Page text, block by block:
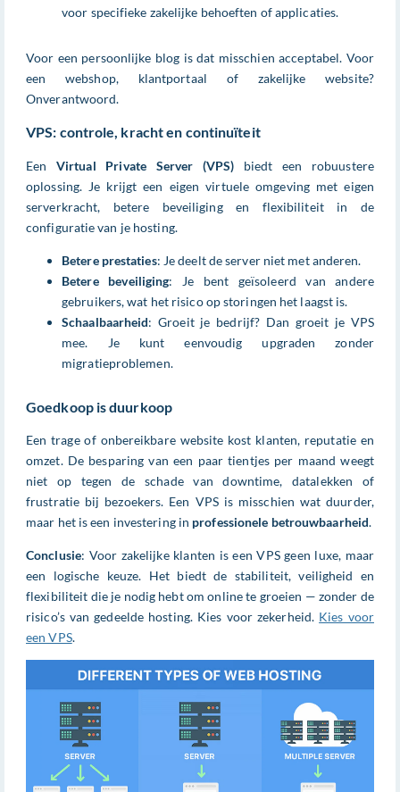
voor specifieke zakelijke behoeften of applicaties.
Voor een persoonlijke blog is dat misschien acceptabel. Voor
een webshop, klantportaal of zakelijke website?
Onverantwoord.
VPS: controle, kracht en continuïteit
Een Virtual Private Server (VPS) biedt een robuustere
oplossing. Je krijgt een eigen virtuele omgeving met eigen
serverkracht, betere beveiliging en flexibiliteit in de
configuratie van je hosting.
Betere prestaties: Je deelt de server niet met anderen.
Betere beveiliging: Je bent geïsoleerd van andere
gebruikers, wat het risico op storingen het laagst is.
Schaalbaarheid: Groeit je bedrijf? Dan groeit je VPS
mee. Je kunt eenvoudig upgraden zonder
migratieproblemen.
Goedkoop is duurkoop
Een trage of onbereikbare website kost klanten, reputatie en
omzet. De besparing van een paar tientjes per maand weegt
niet op tegen de schade van downtime, datalekken of
frustratie bij bezoekers. Een VPS is misschien wat duurder,
maar het is een investering in professionele betrouwbaarheid.
Conclusie: Voor zakelijke klanten is een VPS geen luxe, maar
een logische keuze. Het biedt de stabiliteit, veiligheid en
flexibiliteit die je nodig hebt om online te groeien — zonder de
risico’s van gedeelde hosting. Kies voor zekerheid. Kies voor
een VPS.